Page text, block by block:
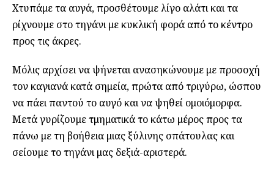
Χτυπάμε τα αυγά, προσθέτουμε λίγο αλάτι και τα
ρίχνουμε στο τηγάνι με κυκλική φορά από το κέντρο
προς τις άκρες.
Μόλις αρχίσει να ψήνεται ανασηκώνουμε με προσοχή
τον καγιανά κατά σημεία, πρώτα από τριγύρω, ώσπου
να πάει παντού το αυγό και να ψηθεί ομοιόμορφα.
Μετά γυρίζουμε τμηματικά το κάτω μέρος προς τα
πάνω με τη βοήθεια μιας ξύλινης σπάτουλας και
σείουμε το τηγάνι μας δεξιά-αριστερά.